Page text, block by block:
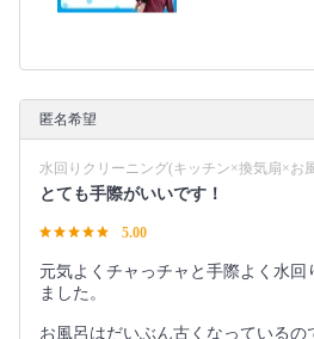
匿名希望
水回りクリーニング(キッチン×換気扇×お
とても手際がいいです！
5.00
元気よくチャっチャと手際よく水
ました。
お風呂はだいぶん古くなっているの